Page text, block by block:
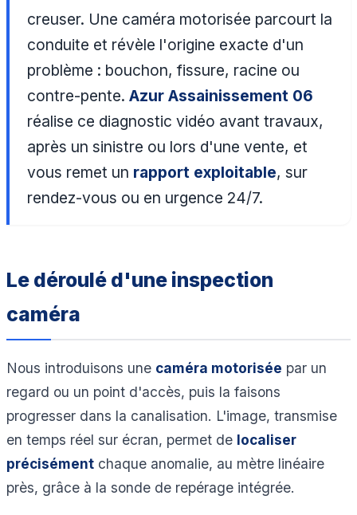
creuser. Une caméra motorisée parcourt la
conduite et révèle l'origine exacte d'un
problème : bouchon, fissure, racine ou
contre-pente.Azur Assainissement 06
réalise ce diagnostic vidéo avant travaux,
après un sinistre ou lors d'une vente, et
vous remet un rapport exploitable, sur
rendez-vous ou en urgence 24/7.
Le déroulé d'une inspection
caméra
Nous introduisons une caméra motorisée par un
regard ou un point d'accès, puis la faisons
progresser dans la canalisation. L'image, transmise
en temps réel sur écran, permet de localiser
précisément chaque anomalie, au mètre linéaire
près, grâce à la sonde de repérage intégrée.